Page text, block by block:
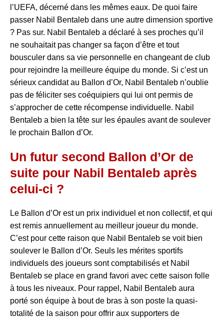
l’UEFA, décerné dans les mêmes eaux. De quoi faire
passer Nabil Bentaleb dans une autre dimension sportive
? Pas sur. Nabil Bentaleb a déclaré à ses proches qu’il
ne souhaitait pas changer sa façon d’être et tout
bousculer dans sa vie personnelle en changeant de club
pour rejoindre la meilleure équipe du monde. Si c’est un
sérieux candidat au Ballon d’Or, Nabil Bentaleb n’oublie
pas de féliciter ses coéquipiers qui lui ont permis de
s’approcher de cette récompense individuelle. Nabil
Bentaleb a bien la tête sur les épaules avant de soulever
le prochain Ballon d’Or.
Un futur second Ballon d’Or de
suite pour Nabil Bentaleb après
celui-ci ?
Le Ballon d’Or est un prix individuel et non collectif, et qui
est remis annuellement au meilleur joueur du monde.
C’est pour cette raison que Nabil Bentaleb se voit bien
soulever le Ballon d’Or. Seuls les mérites sportifs
individuels des joueurs sont comptabilisés et Nabil
Bentaleb se place en grand favori avec cette saison folle
à tous les niveaux. Pour rappel, Nabil Bentaleb aura
porté son équipe à bout de bras à son poste la quasi-
totalité de la saison pour offrir aux supporters de